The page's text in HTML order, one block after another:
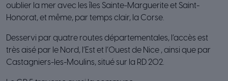
oublier la mer avec les îles Sainte-Marguerite et Saint-
Honorat, et même, par temps clair, la Corse.
Desservi par quatre routes départementales, l’accès est
très aisé par le Nord, l’Est et l’Ouest de Nice , ainsi que par
Castagniers-les-Moulins, situé sur la RD 202.